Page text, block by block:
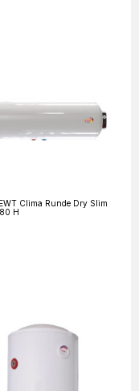
Clima Runde Dry Slim
H